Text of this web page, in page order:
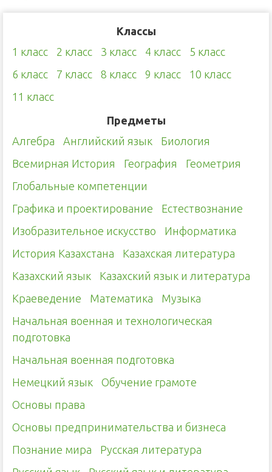
Классы
1 класс
2 класс 3 класс 4 класс
5 класс
6 класс
7 класс 8 класс 9 класс
10 класс
11 класс
Предметы
Алгебра
Английский язык
Биология
Всемирная История
География
Геометрия
Глобальные компетенции
Графика и проектирование
Естествознание
Изобразительное искусство
Информатика
История Казахстана
Казахская литература
Казахский язык
Казахский язык и литература
Краеведение
Математика
Музыка
Начальная военная и технологическая
подготовка
Начальная военная подготовка
Немецкий язык
Обучение грамоте
Основы права
Основы предпринимательства и бизнеса
Познание мира
Русская литература